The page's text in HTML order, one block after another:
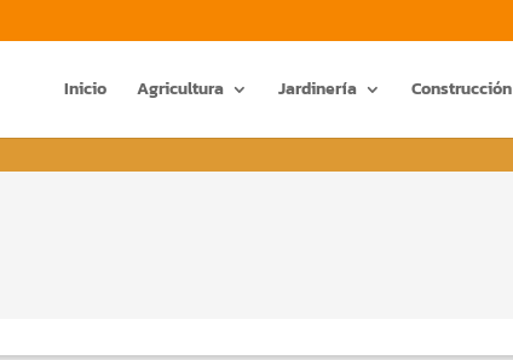
Inicio Agricultura Jardinería Construcción
Búsqueda
productos